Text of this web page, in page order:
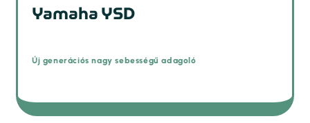
Yamaha YSD
Új generációs nagy sebességű adagoló